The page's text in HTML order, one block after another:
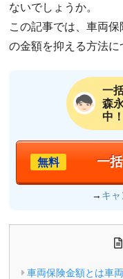
ないでしょうか。
この記事では、車両
の金額を抑える方法に
一
森
中
無料 一
→ キ
車両保険金額とは車